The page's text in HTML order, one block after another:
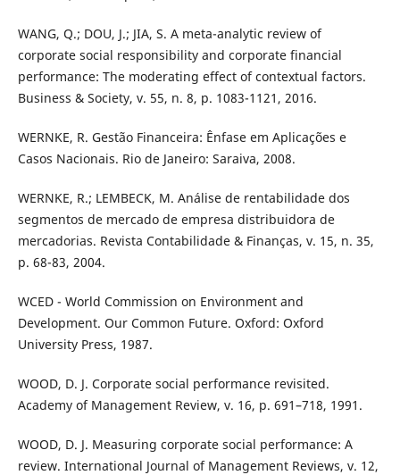
WANG, Q.; DOU, J.; JIA, S. A meta-analytic review of
corporate social responsibility and corporate financial
performance: The moderating effect of contextual factors.
Business & Society, v. 55, n. 8, p. 1083-1121, 2016.
WERNKE, R. Gestão Financeira: Ênfase em Aplicações e
Casos Nacionais. Rio de Janeiro: Saraiva, 2008.
WERNKE, R.; LEMBECK, M. Análise de rentabilidade dos
segmentos de mercado de empresa distribuidora de
mercadorias. Revista Contabilidade & Finanças, v. 15, n. 35,
p. 68-83, 2004.
WCED - World Commission on Environment and
Development. Our Common Future. Oxford: Oxford
University Press, 1987.
WOOD, D. J. Corporate social performance revisited.
Academy of Management Review, v. 16, p. 691–718, 1991.
WOOD, D. J. Measuring corporate social performance: A
review. International Journal of Management Reviews, v. 12,